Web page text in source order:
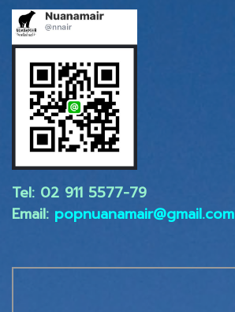
Tel: 02 ​911 5577-79
Email: popnuanamair@gmail.com